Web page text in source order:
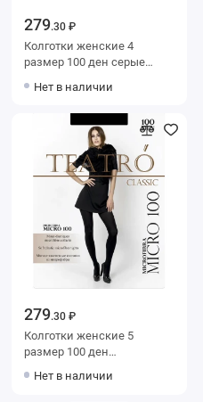
279.30 ₽
Колготки женские 4
размер 100 ден серые
Нет в наличии
279.30 ₽
Колготки женские 5
размер 100 ден
Нет в наличии